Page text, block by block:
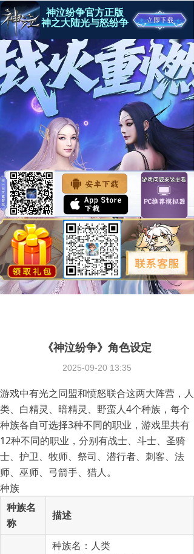
神泣纷争官方正版
神之大陆光与怒纷争
《神泣纷争》角色设定
2025-09-20 13:35
游戏中有光之同盟和愤怒联合这两大阵营，人
类、白精灵、暗精灵、野蛮人4个种族，每个
种族各自可选择3种不同的职业，游戏里共有
12种不同的职业，分别有战士、斗士、圣骑
士、护卫、牧师、祭司、潜行者、刺客、法
师、巫师、弓箭手、猎人。
种族
种族名
称
描述
种族名：人类